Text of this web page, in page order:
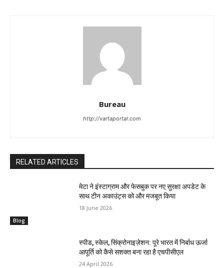
Bureau
http://vartaportal.com
RELATED ARTICLES
Blog
मेटा ने इंस्टाग्राम और फेसबुक पर नए सुरक्षा अपडेट के
साथ टीन अकाउंट्स को और मजबूत किया
18 June 2026
स्पीड, स्केल, सिंक्रोनाइज़ेशन: पूरे भारत में निर्बाध ऊर्जा
आपूर्ति को कैसे सशक्त बना रहा है एचपीसीएल
24 April 2026